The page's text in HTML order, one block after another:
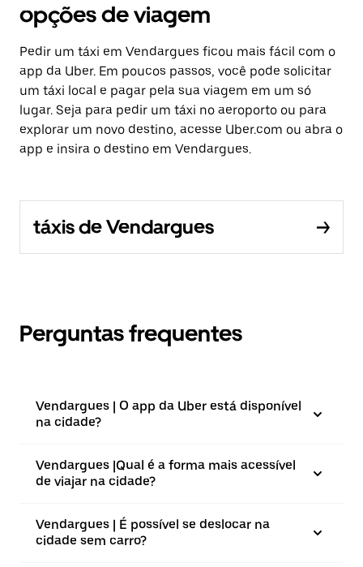
opções de viagem
Pedir um táxi em Vendargues ficou mais fácil com o
app da Uber. Em poucos passos, você pode solicitar
um táxi local e pagar pela sua viagem em um só
lugar. Seja para pedir um táxi no aeroporto ou para
explorar um novo destino, acesse Uber.com ou abra o
app e insira o destino em Vendargues.
táxis de Vendargues
Perguntas frequentes
Vendargues | O app da Uber está disponível
na cidade?
Vendargues |⁠Qual é a forma mais acessível
de viajar na cidade?
Vendargues | É possível se deslocar na
cidade sem carro?